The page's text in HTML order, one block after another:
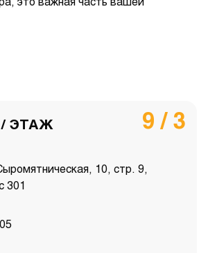
это важная часть вашей
/ ЭТАЖ 9 / 3
10, стр. 9,
301